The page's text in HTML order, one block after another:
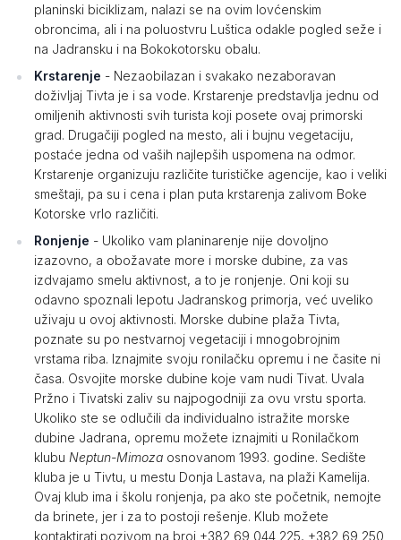
planinski biciklizam, nalazi se na ovim lovćenskim
obroncima, ali i na poluostvru Luštica odakle pogled seže i
na Jadransku i na Bokokotorsku obalu.
Krstarenje - Nezaobilazan i svakako nezaboravan
doživljaj Tivta je i sa vode. Krstarenje predstavlja jednu od
omiljenih aktivnosti svih turista koji posete ovaj primorski
grad. Drugačiji pogled na mesto, ali i bujnu vegetaciju,
postaće jedna od vaših najlepših uspomena na odmor.
Krstarenje organizuju različite turističke agencije, kao i veliki
smeštaji, pa su i cena i plan puta krstarenja zalivom Boke
Kotorske vrlo različiti.
Ronjenje - Ukoliko vam planinarenje nije dovoljno
izazovno, a obožavate more i morske dubine, za vas
izdvajamo smelu aktivnost, a to je ronjenje. Oni koji su
odavno spoznali lepotu Jadranskog primorja, već uveliko
uživaju u ovoj aktivnosti. Morske dubine plaža Tivta,
poznate su po nestvarnoj vegetaciji i mnogobrojnim
vrstama riba. Iznajmite svoju ronilačku opremu i ne časite ni
časa. Osvojite morske dubine koje vam nudi Tivat. Uvala
Pržno i Tivatski zaliv su najpogodniji za ovu vrstu sporta.
Ukoliko ste se odlučili da individualno istražite morske
dubine Jadrana, opremu možete iznajmiti u Ronilačkom
klubu Neptun-Mimoza osnovanom 1993. godine. Sedište
kluba je u Tivtu, u mestu Donja Lastava, na plaži Kamelija.
Ovaj klub ima i školu ronjenja, pa ako ste početnik, nemojte
da brinete, jer i za to postoji rešenje. Klub možete
kontaktirati pozivom na broj +382 69 044 225, +382 69 250